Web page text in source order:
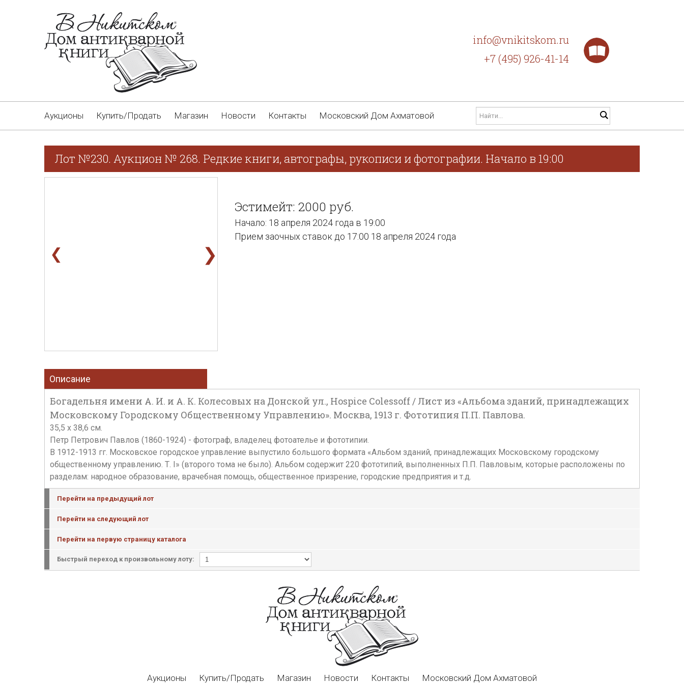
info@vnikitskom.ru
+7 (495) 926-41-14
Аукционы Купить/Продать Магазин Новости Контакты Московский Дом Ахматовой
Лот №230. Аукцион № 268. Редкие книги, автографы, рукописи и фотографии. Начало в 19:00
❮ ❯
Эстимейт: 2000 руб.
Начало: 18 апреля 2024 года в 19:00
Прием заочных ставок до 17:00 18 апреля 2024 года
Описание
Богадельня имени А. И. и А. К. Колесовых на Донской ул., Hospice Colessoff / Лист из «Альбома зданий, принадлежащих
Московскому Городскому Общественному Управлению». Москва, 1913 г. Фототипия П.П. Павлова.
35,5 х 38,6 см.
Петр Петрович Павлов (1860-1924) - фотограф, владелец фотоателье и фототипии.
В 1912-1913 гг. Московское городское управление выпустило большого формата «Альбом зданий, принадлежащих Московскому городскому
общественному управлению. Т. I» (второго тома не было). Альбом содержит 220 фототипий, выполненных П.П. Павловым, которые расположены по
разделам: народное образование, врачебная помощь, общественное призрение, городские предприятия и т.д.
Перейти на предыдущий лот
Перейти на следующий лот
Перейти на первую страницу каталога
Быстрый переход к произвольному лоту:
Аукционы Купить/Продать Магазин Новости Контакты Московский Дом Ахматовой